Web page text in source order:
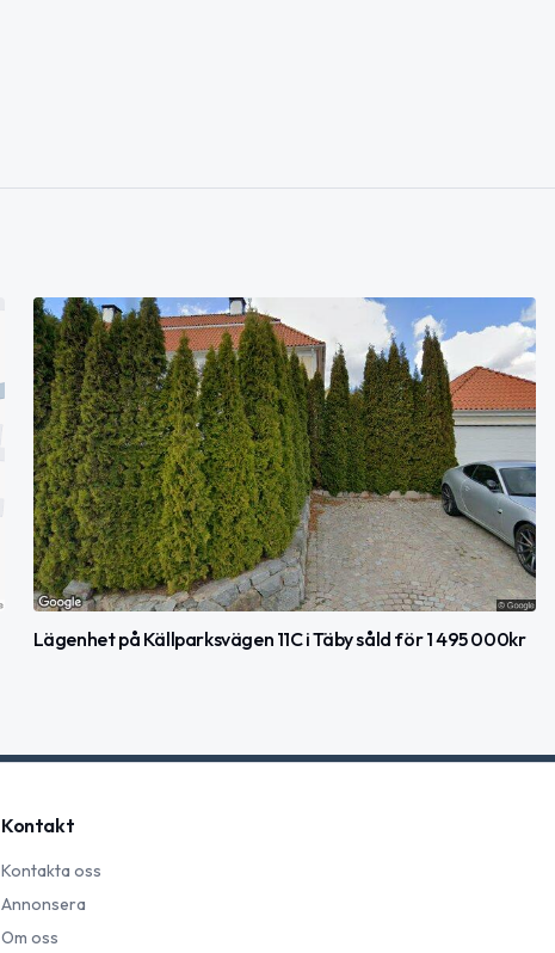
Lägenhet på Källparksvägen 11C i Täby såld för 1 495 000kr
Kontakt
Kontakta oss
Annonsera
Om oss